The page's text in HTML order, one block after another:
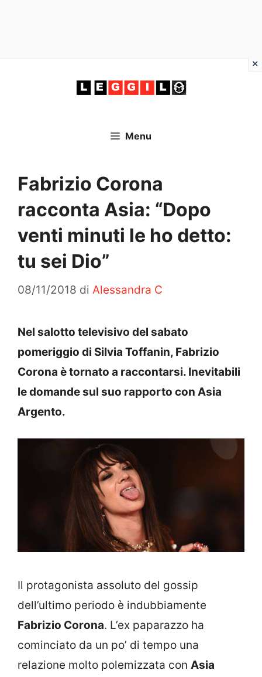
Menu
Fabrizio Corona
racconta Asia: “Dopo
venti minuti le ho detto:
tu sei Dio”
08/11/2018 di Alessandra C
Nel salotto televisivo del sabato
pomeriggio di Silvia Toffanin, Fabrizio
Corona è tornato a raccontarsi. Inevitabili
le domande sul suo rapporto con Asia
Argento.
Il protagonista assoluto del gossip
dell’ultimo periodo è indubbiamente
Fabrizio Corona. L’ex paparazzo ha
cominciato da un po’ di tempo una
relazione molto polemizzata con Asia